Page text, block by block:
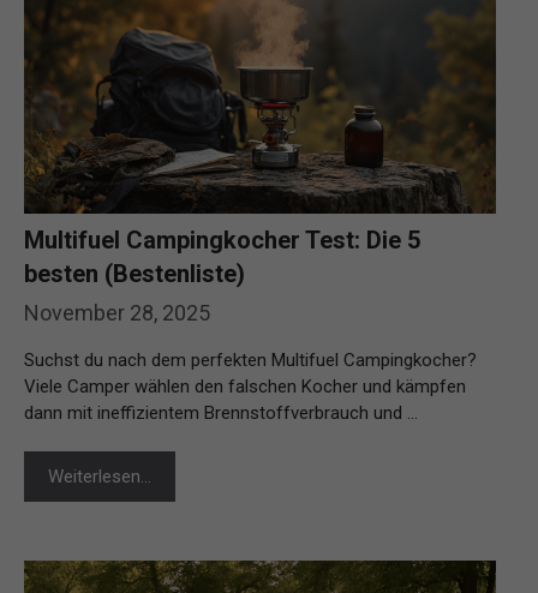
November 28, 2025
Multifuel Campingkocher Test: Die 5
besten (Bestenliste)
Suchst du nach dem perfekten Multifuel Campingkocher?
Viele Camper wählen den falschen Kocher und kämpfen
dann mit ineffizientem Brennstoffverbrauch und …
Weiterlesen…